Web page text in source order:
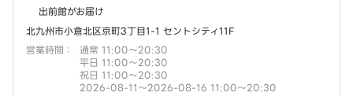
出前館がお届け
北九州市小倉北区京町3丁目1-1 セントシティ11F
営業時間 ：
通常 11:00～20:30
平日 11:00～20:30
祝日 11:00～20:30
2026-08-11～2026-08-16 11:00～20:30